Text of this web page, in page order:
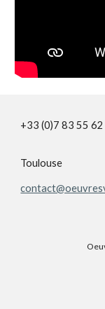
+33 (0)7 83 55 62
Toulouse